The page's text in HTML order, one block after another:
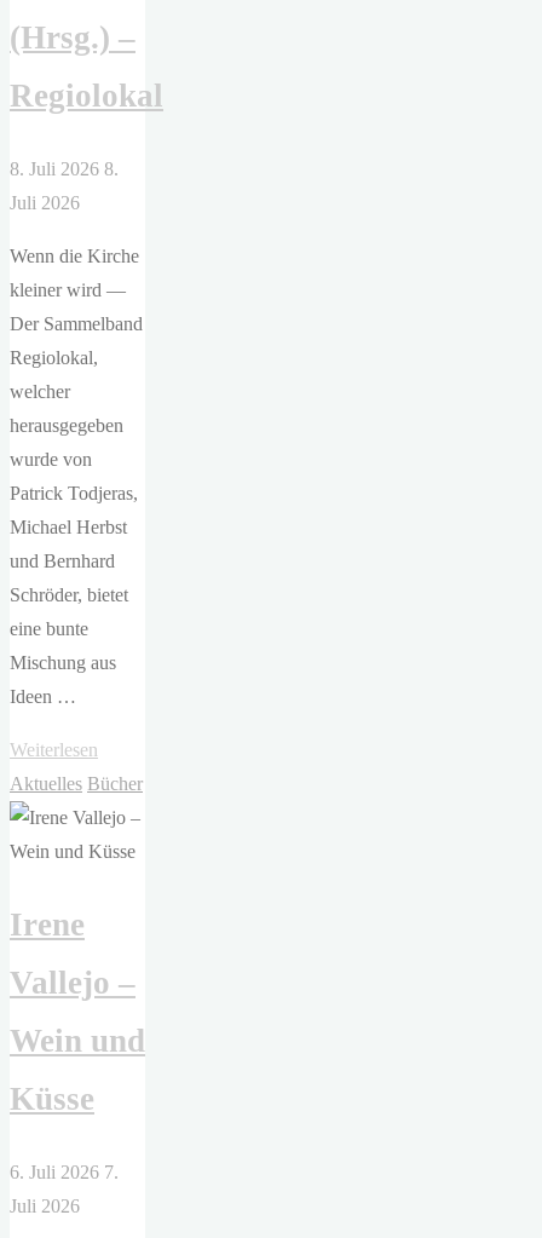
(Hrsg.) –
Regiolokal
8. Juli 2026 8.
Juli 2026
Wenn die Kirche
kleiner wird —
Der Sammelband
Regiolokal,
welcher
herausgegeben
wurde von
Patrick Todjeras,
Michael Herbst
und Bernhard
Schröder, bietet
eine bunte
Mischung aus
Ideen …
Weiterlesen
Todjeras,
Michael
Herbst,
–
Aktuelles Bücher
Irene
Vallejo –
Wein und
Küsse
6. Juli 2026 7.
Juli 2026